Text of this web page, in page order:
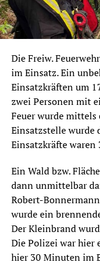
Die Freiw.
im Einsatz. Ein
Einsatzkräften um
zwei Personen mit
Feuer wurde mittels
Einsatzstelle wurde
Einsatzkräfte
Ein Wald bzw.
dann unmittelbar
Robert-
wurde ein
Der Kleinbrand
Die Polizei war hier
hier 30 Minuten im